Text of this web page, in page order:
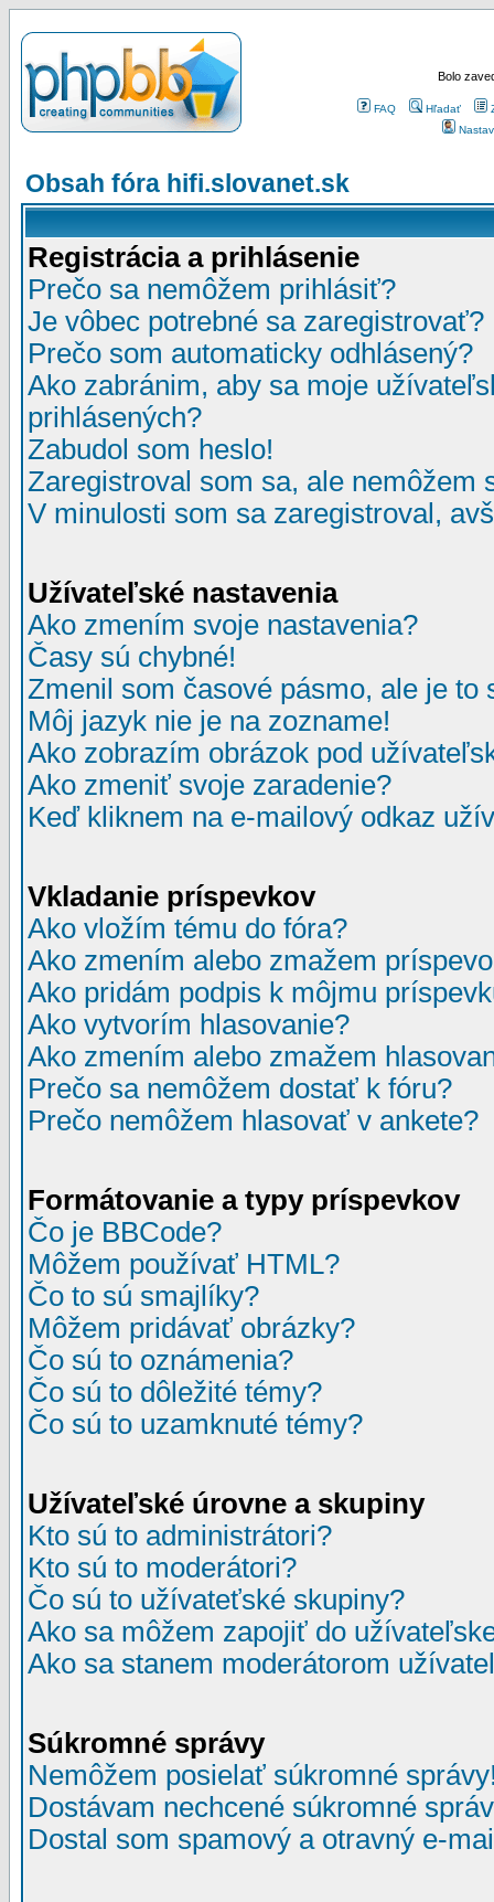
Bolo
FAQ Hľadať
Obsah fóra hifi.slovanet.sk
Registrácia a prihlásenie
Prečo sa nemôžem prihlásiť?
Je vôbec potrebné sa zaregistrovať?
Prečo som automaticky odhlásený?
Ako zabránim, aby sa moje
prihlásených?
Zabudol som heslo!
Zaregistroval som sa, ale nemôžem
V minulosti som sa zaregistroval,
Užívateľské nastavenia
Ako zmením svoje nastavenia?
Časy sú chybné!
Zmenil som časové pásmo, ale je to
Môj jazyk nie je na zozname!
Ako zobrazím obrázok pod
Ako zmeniť svoje zaradenie?
Keď kliknem na e-mailový odkaz
Vkladanie príspevkov
Ako vložím tému do fóra?
Ako zmením alebo zmažem
Ako pridám podpis k môjmu
Ako vytvorím hlasovanie?
Ako zmením alebo zmažem
Prečo sa nemôžem dostať k fóru?
Prečo nemôžem hlasovať v ankete?
Formátovanie a typy príspevkov
Čo je BBCode?
Môžem používať HTML?
Čo to sú smajlíky?
Môžem pridávať obrázky?
Čo sú to oznámenia?
Čo sú to dôležité témy?
Čo sú to uzamknuté témy?
Užívateľské úrovne a skupiny
Kto sú to administrátori?
Kto sú to moderátori?
Čo sú to užívateťské skupiny?
Ako sa môžem zapojiť do
Ako sa stanem moderátorom
Súkromné správy
Nemôžem posielať súkromné
Dostávam nechcené súkromné
Dostal som spamový a otravný e-